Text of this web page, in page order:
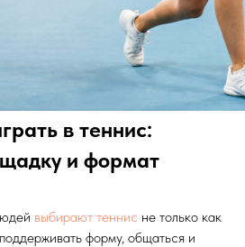
в теннис:
и формат
выбирают теннис не только как
форму, общаться и